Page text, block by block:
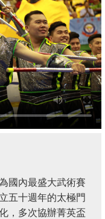
國內最盛大武術賽
五十週年的太極門
，多次協辦菁英盃